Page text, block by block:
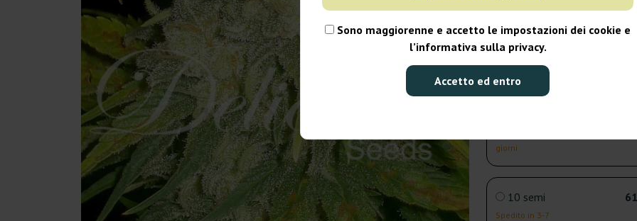
Sono maggiorenne e accetto le impostazioni dei cookie e
l’informativa sulla privacy.
Accetto ed entro
3 semi
Spedito in 3-7
giorni
giorni
10 semi
Spedito in 3-7